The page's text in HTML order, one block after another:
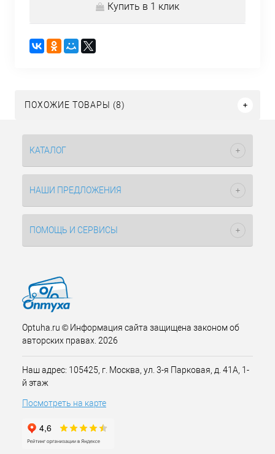
Купить в 1 клик
ПОХОЖИЕ ТОВАРЫ (8)
КАТАЛОГ
НАШИ ПРЕДЛОЖЕНИЯ
ПОМОЩЬ И СЕРВИСЫ
Optuha.ru © Информация сайта защищена законом об
авторских правах. 2026
Наш адрес: 105425, г. Москва, ул. 3-я Парковая, д. 41А, 1-
й этаж
Посмотреть на карте